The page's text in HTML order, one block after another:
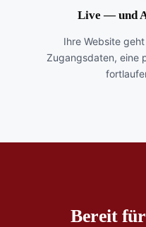
Live — und
Ihre Website
Zugangsdaten, eine
Bereit für